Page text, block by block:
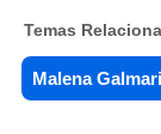
Temas
Malena